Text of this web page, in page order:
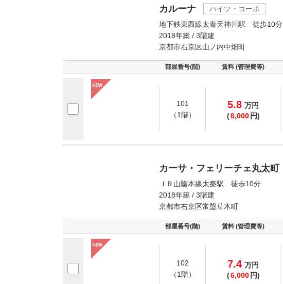
カルーナ
ハイツ・コーポ
地下鉄東西線太秦天神川駅 徒歩10分
2018年築 / 3階建
京都市右京区山ノ内中畑町
部屋番号(階) 賃料 (管理費等)
101
（1階）
5.8 万円
(6,000 円)
カーサ・フェリーチェ丸太町
ＪＲ山陰本線太秦駅 徒歩10分
2018年築 / 3階建
京都市右京区常盤草木町
部屋番号(階) 賃料 (管理費等)
102
（1階）
7.4 万円
(6,000 円)